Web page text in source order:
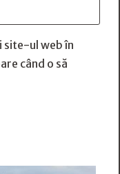
site-ul web în
când o să